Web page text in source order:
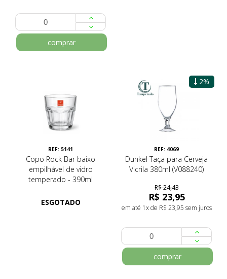
comprar
REF: 5141
Copo Rock Bar baixo
empilhável de vidro
temperado - 390ml
ESGOTADO
2%
REF: 4069
Dunkel Taça para Cerveja
Vicrila 380ml (V088240)
R$ 24,43
R$ 23,95
em até 1x de R$ 23,95 sem juros
comprar